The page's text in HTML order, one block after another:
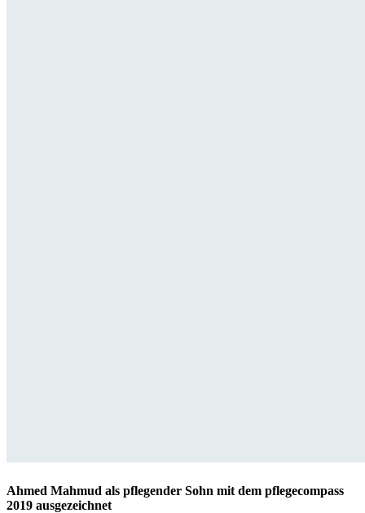
Ahmed Mahmud als pflegender Sohn mit dem pflegecompass
2019 ausgezeichnet